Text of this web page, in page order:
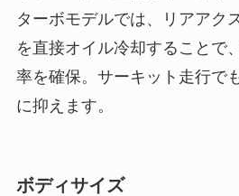
ターボモデルでは、リアアク
を直接オイル冷却することで
率を確保。サーキット走行で
に抑えます。
ボディサイズ